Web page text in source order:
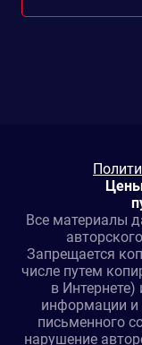
Все материалы
Запрещается
числе путем
в
информации и
письменного
нарушение